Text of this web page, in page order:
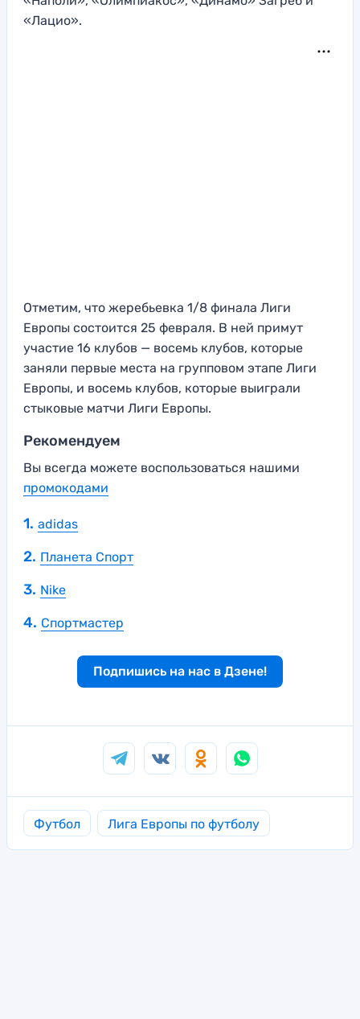
«Лацио».
Отметим, что жеребьевка 1/8 финала Лиги
Европы состоится 25 февраля. В ней примут
участие 16 клубов — восемь клубов, которые
заняли первые места на групповом этапе Лиги
Европы, и восемь клубов, которые выиграли
стыковые матчи Лиги Европы.
Рекомендуем
Вы всегда можете воспользоваться нашими
промокодами
adidas
Планета Спорт
Nike
Спортмастер
Подпишись на нас в Дзене!
Футбол Лига Европы по футболу